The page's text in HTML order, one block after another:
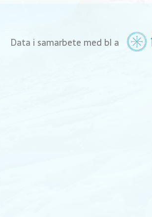
Data i samarbete med bl a